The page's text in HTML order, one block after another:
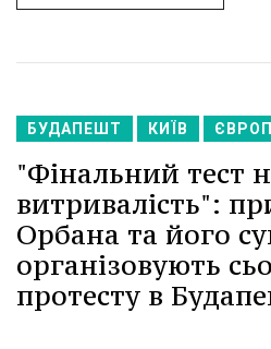
БУДАПЕШТ КИЇВ
"Фінальний тест
витривалість":
Орбана та його
організовують
протесту в